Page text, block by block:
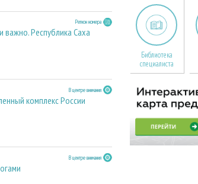
Регион номера
важно. Республика Саха
В центре внимания
комплекс России
В центре внимания
Библиотека
специалиста